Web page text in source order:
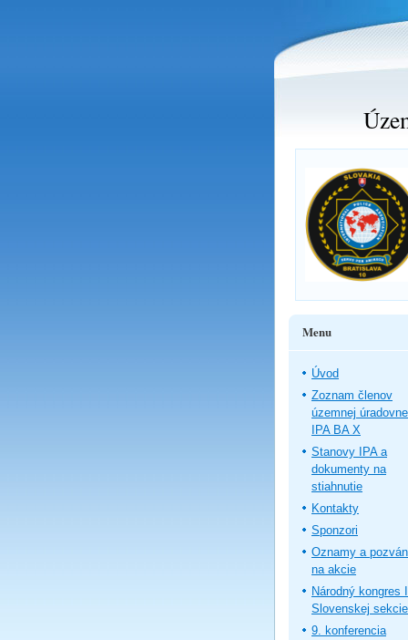
Menu
Úvod
Zoznam členov
územnej úradovne
IPA BA X
Stanovy IPA a
dokumenty na
stiahnutie
Kontakty
Sponzori
Oznamy a
na akcie
Národný kongres
Slovenskej sekcie
9. konferencia